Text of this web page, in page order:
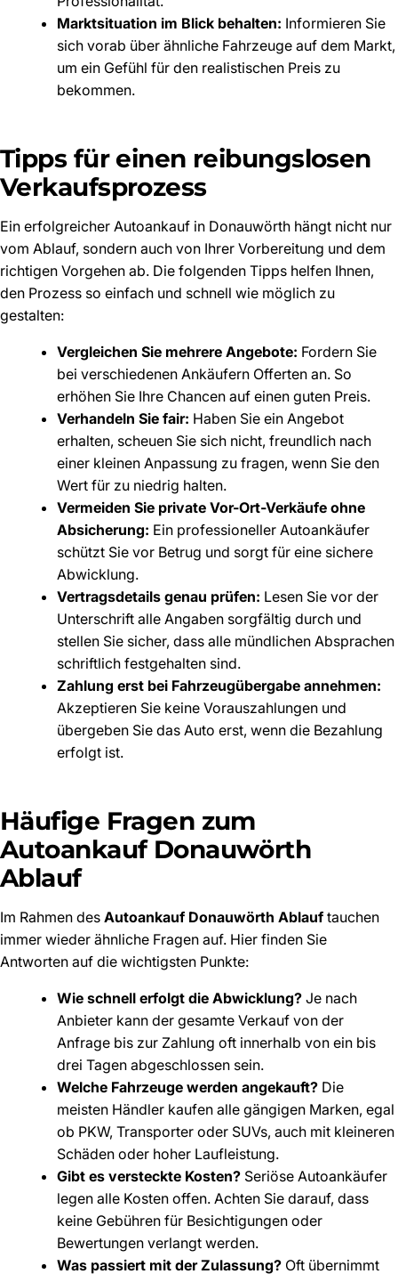
Marktsituation im Blick behalten: Informieren Sie
sich vorab über ähnliche Fahrzeuge auf dem Markt,
um ein Gefühl für den realistischen Preis zu
bekommen.
Tipps für einen reibungslosen
Verkaufsprozess
Ein erfolgreicher Autoankauf in Donauwörth hängt nicht nur
vom Ablauf, sondern auch von Ihrer Vorbereitung und dem
richtigen Vorgehen ab. Die folgenden Tipps helfen Ihnen,
den Prozess so einfach und schnell wie möglich zu
gestalten:
Vergleichen Sie mehrere Angebote: Fordern Sie
bei verschiedenen Ankäufern Offerten an. So
erhöhen Sie Ihre Chancen auf einen guten Preis.
Verhandeln Sie fair: Haben Sie ein Angebot
erhalten, scheuen Sie sich nicht, freundlich nach
einer kleinen Anpassung zu fragen, wenn Sie den
Wert für zu niedrig halten.
Vermeiden Sie private Vor-Ort-Verkäufe ohne
Absicherung: Ein professioneller Autoankäufer
schützt Sie vor Betrug und sorgt für eine sichere
Abwicklung.
Vertragsdetails genau prüfen: Lesen Sie vor der
Unterschrift alle Angaben sorgfältig durch und
stellen Sie sicher, dass alle mündlichen Absprachen
schriftlich festgehalten sind.
Zahlung erst bei Fahrzeugübergabe annehmen:
Akzeptieren Sie keine Vorauszahlungen und
übergeben Sie das Auto erst, wenn die Bezahlung
erfolgt ist.
Häufige Fragen zum
Autoankauf Donauwörth
Ablauf
Im Rahmen des Autoankauf Donauwörth Ablauf tauchen
immer wieder ähnliche Fragen auf. Hier finden Sie
Antworten auf die wichtigsten Punkte:
Wie schnell erfolgt die Abwicklung? Je nach
Anbieter kann der gesamte Verkauf von der
Anfrage bis zur Zahlung oft innerhalb von ein bis
drei Tagen abgeschlossen sein.
Welche Fahrzeuge werden angekauft? Die
meisten Händler kaufen alle gängigen Marken, egal
ob PKW, Transporter oder SUVs, auch mit kleineren
Schäden oder hoher Laufleistung.
Gibt es versteckte Kosten? Seriöse Autoankäufer
legen alle Kosten offen. Achten Sie darauf, dass
keine Gebühren für Besichtigungen oder
Bewertungen verlangt werden.
Was passiert mit der Zulassung? Oft übernimmt